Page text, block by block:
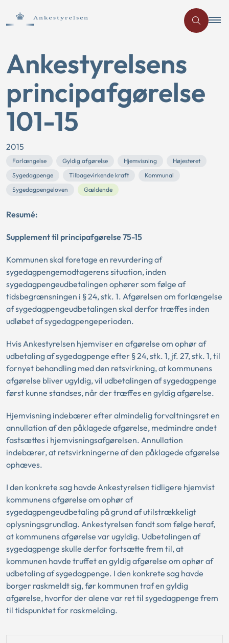
Ankestyrelsens
principafgørelse
101-15
2015
Forlængelse Gyldig afgørelse Hjemvisning
Højesteret
Sygedagpenge
Tilbagevirkende kraft
Kommunal
Sygedagpengeloven
Gældende
Resumé:
Supplement til principafgørelse 75-15
Kommunen skal foretage en revurdering af
sygedagpengemodtagerens situation, inden
sygedagpengeudbetalingen ophører som følge af
tidsbegrænsningen i § 24, stk. 1. Afgørelsen om forlængelse
af sygedagpengeudbetalingen skal derfor træffes inden
udløbet af sygedagpengeperioden.
Hvis Ankestyrelsen hjemviser en afgørelse om ophør af
udbetaling af sygedagpenge efter § 24, stk. 1, jf. 27, stk. 1, til
fornyet behandling med den retsvirkning, at kommunens
afgørelse bliver ugyldig, vil udbetalingen af sygedagpenge
først kunne standses, når der træffes en gyldig afgørelse.
Hjemvisning indebærer efter almindelig forvaltningsret en
annullation af den påklagede afgørelse, medmindre andet
fastsættes i hjemvisningsafgørelsen. Annullation
indebærer, at retsvirkningerne af den påklagede afgørelse
ophæves.
I den konkrete sag havde Ankestyrelsen tidligere hjemvist
kommunens afgørelse om ophør af
sygedagpengeudbetaling på grund af utilstrækkeligt
oplysningsgrundlag. Ankestyrelsen fandt som følge heraf,
at kommunens afgørelse var ugyldig. Udbetalingen af
sygedagpenge skulle derfor fortsætte frem til, at
kommunen havde truffet en gyldig afgørelse om ophør af
udbetaling af sygedagpenge. I den konkrete sag havde
borger raskmeldt sig, før kommunen traf en gyldig
afgørelse, hvorfor der alene var ret til sygedagpenge frem
til tidspunktet for raskmelding.